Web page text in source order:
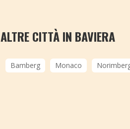
ALTRE CITTÀ IN BAVIERA
Bamberg Monaco